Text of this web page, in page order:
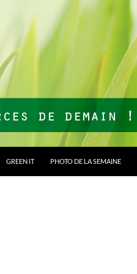
GREEN IT PHOTO DE LA SEMAINE